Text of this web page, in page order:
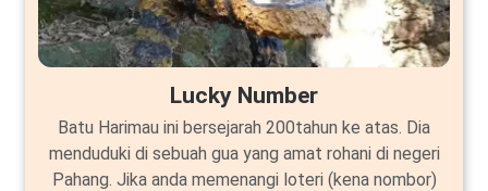
Lucky Number
Batu Harimau ini bersejarah 200tahun ke atas. Dia
menduduki di sebuah gua yang amat rohani di negeri
Pahang. Jika anda memenangi loteri (kena nombor)